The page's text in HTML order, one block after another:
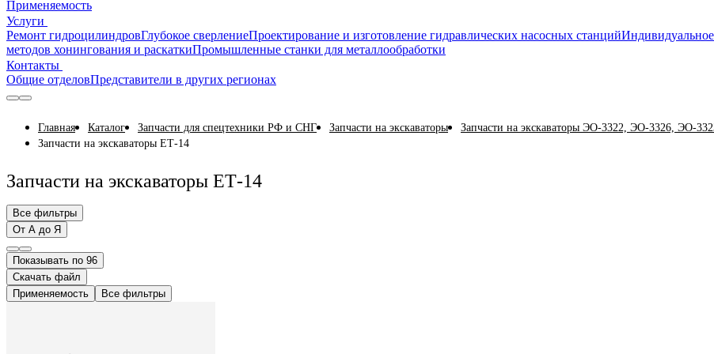
Применяемость
Услуги
Ремонт гидроцилиндровГлубокое сверлениеПроектирование и изготовление гидравлических насосных станций
методов хонингования и раскаткиПромышленные станки для металлообработки
Контакты
Общие отделовПредставители в других регионах
Главная Каталог Запчасти для спецтехники РФ и СНГ Запчасти на экскаваторы
Запчасти на экскаваторы ЭО-3322, ЭО-3326, ЭО-
Запчасти на экскаваторы ЕТ-14
Запчасти на экскаваторы ЕТ-14
Все фильтры
От А до Я
Показывать по 96
Скачать файл
Применяемость
Все фильтры